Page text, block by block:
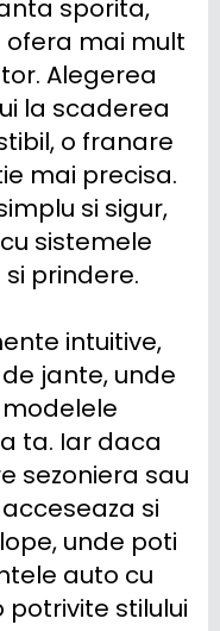
sporita,
ofera mai mult
Alegerea
la scaderea
o franare
mai precisa.
si sigur,
sistemele
prindere.
intuitive,
jante, unde
ta. Iar daca
sezoniera sau
si
unde poti
auto cu
stilului